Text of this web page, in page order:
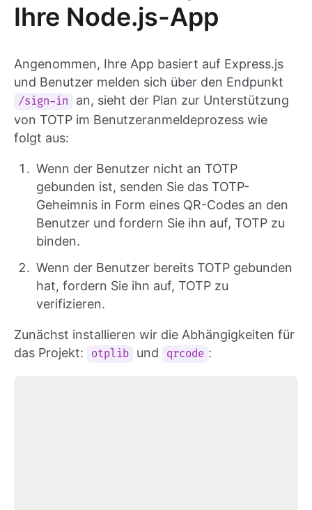
Ihre Node.js-App
Angenommen, Ihre App basiert auf Express.js
und Benutzer melden sich über den Endpunkt
/sign-in
an, sieht der Plan zur Unterstützung
von TOTP im Benutzeranmeldeprozess wie
folgt aus:
Wenn der Benutzer nicht an TOTP
gebunden ist, senden Sie das TOTP-
Geheimnis in Form eines QR-Codes an den
Benutzer und fordern Sie ihn auf, TOTP zu
binden.
Wenn der Benutzer bereits TOTP gebunden
hat, fordern Sie ihn auf, TOTP zu
verifizieren.
Zunächst installieren wir die Abhängigkeiten für
das Projekt:
otplib und qrcode :